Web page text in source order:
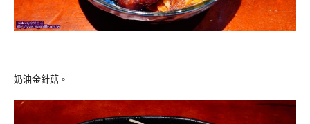
奶油金針菇。